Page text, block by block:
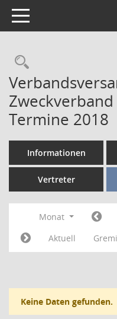
Toggle navigation
Termine 2018
Informationen
Vertreter
Monat
Aktuell
Keine Daten gefunden.